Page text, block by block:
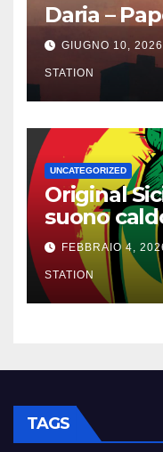
Daria –
GIUGNO 10, 2026
STATION
UNCATEGORIZED
Original
suono
FEBBRAIO 4,
STATION
TAGS